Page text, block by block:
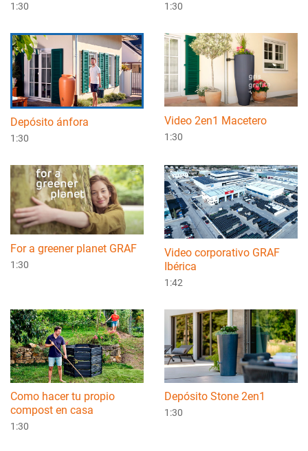
1:30 1:30
Depósito ánfora
1:30
Video 2en1 Macetero
1:30
For a greener planet GRAF
1:30
Video corporativo GRAF
Ibérica
1:42
Como hacer tu propio
compost en casa
1:30
Depósito Stone 2en1
1:30